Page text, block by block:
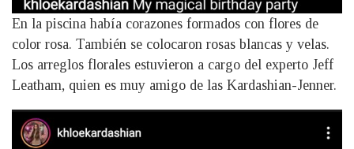
En la piscina había corazones formados con flores de
color rosa. También se colocaron rosas blancas y velas.
Los arreglos florales estuvieron a cargo del experto Jeff
Leatham, quien es muy amigo de las Kardashian-Jenner.